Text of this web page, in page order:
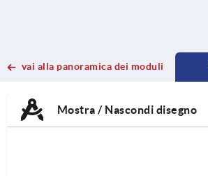
vai alla panoramica dei moduli
Mostra / Nascondi disegno